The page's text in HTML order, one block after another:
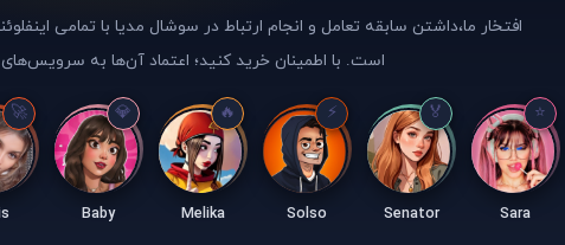
افتخار ما،داشتن سابقه تعامل و انجام ارتباط در سوشال مدیا با تمامی
است. با اطمینان خرید کنید؛ اعتماد آن‌ها به
Sara
Senator
Solso
Melika
Baby